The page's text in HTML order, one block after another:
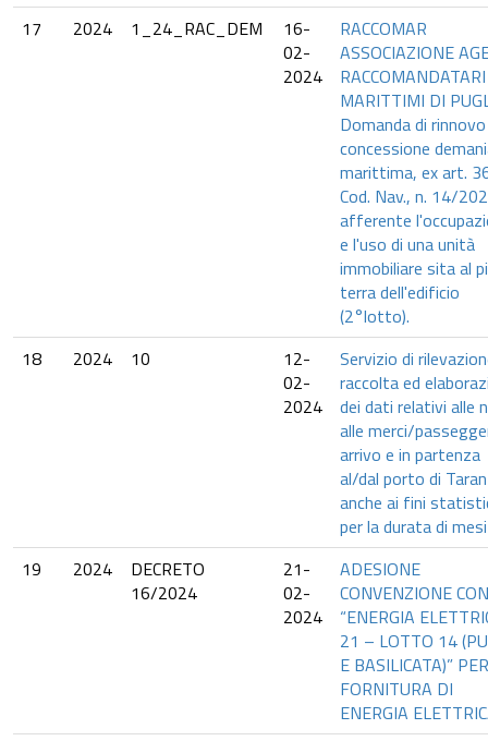
17
2024 1_24_RAC_DEM
16-
02-
2024
RACCOMAR
ASSOCIAZIONE
RACCOMANDATARI
MARITTIMI DI
Domanda di rinnovo
concessione
marittima, ex art.
Cod. Nav., n. 14/
afferente
e l'uso di una unità
immobiliare sita al
terra dell'edificio
(2°lotto).
18
2024 10
12-
02-
2024
Servizio di
raccolta ed
dei dati relativi alle
alle merci/
arrivo e in partenza
al/dal porto di
anche ai fini
per la durata di
19
2024
DECRETO
16/2024
21-
02-
2024
ADESIONE
CONVENZIONE
“ENERGIA
21 – LOTTO 14
E BASILICATA)”
FORNITURA DI
ENERGIA